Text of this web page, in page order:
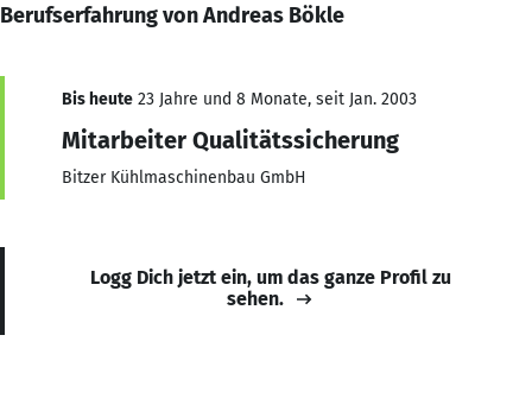
Berufserfahrung von Andreas Bökle
Bis heute 23 Jahre und 8 Monate, seit Jan. 2003
Mitarbeiter Qualitätssicherung
Bitzer Kühlmaschinenbau GmbH
Logg Dich jetzt ein, um das ganze Profil zu
sehen.